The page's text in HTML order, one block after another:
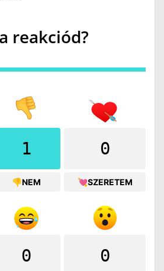
reakciód?
1
👎NEM
0
💘SZERETEM
0 0